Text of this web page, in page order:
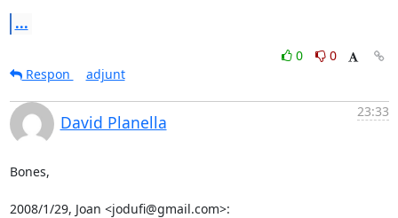
...
0
0
Respon
adjunt
David Planella
23:33
Bones,
2008/1/29, Joan <jodufi@gmail.com>: